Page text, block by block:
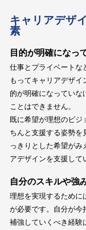
キャリアデザ
素
目的が明確になっ
仕事とプライベートな
もってキャリアデザイ
的が明確になっていな
ことはできません。
既に希望が理想のビジ
ちんと支援する姿勢を
っきりとした希望がみ
アデザインを支援して
自分のスキルや強
理想を実現するために
が必要です。自分が今
補強していくべき経験